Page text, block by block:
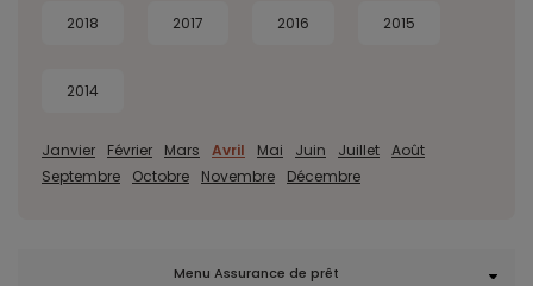
2018 2017 2016 2015
2014
Janvier Février Mars Avril Mai Juin Juillet Août
Septembre
Octobre Novembre Décembre
Menu Assurance de prêt